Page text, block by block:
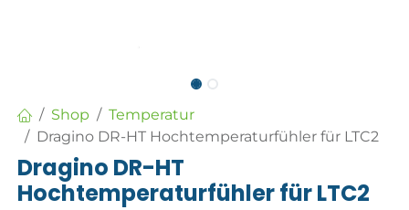
Shop
Temperatur
Dragino DR-HT Hochtemperaturfühler für LTC2
Dragino DR-HT
Hochtemperaturfühler für LTC2